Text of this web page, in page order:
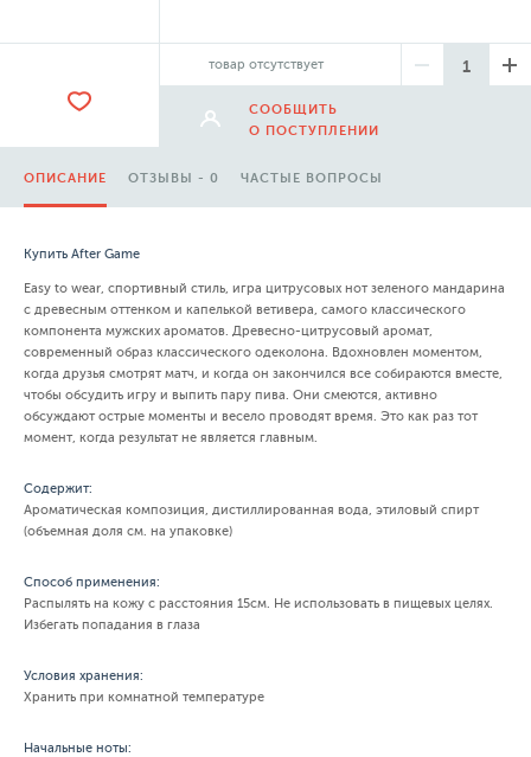
товар отсутствует
СООБЩИТЬ
О ПОСТУПЛЕНИИ
ОПИСАНИЕ ОТЗЫВЫ - 0 ЧАСТЫЕ ВОПРОСЫ
Купить After Game
Easy to wear, спортивный стиль, игра цитрусовых нот зеленого мандарина
с древесным оттенком и капелькой ветивера, самого классического
компонента мужских ароматов. Древесно-цитрусовый аромат,
современный образ классического одеколона. Вдохновлен моментом,
когда друзья смотрят матч, и когда он закончился все собираются вместе,
чтобы обсудить игру и выпить пару пива. Они смеются, активно
обсуждают острые моменты и весело проводят время. Это как раз тот
момент, когда результат не является главным.
Содержит:
Ароматическая композиция, дистиллированная вода, этиловый спирт
(объемная доля см. на упаковке)
Способ применения:
Распылять на кожу с расстояния 15см. Не использовать в пищевых целях.
Избегать попадания в глаза
Условия хранения:
Хранить при комнатной температуре
Начальные ноты: